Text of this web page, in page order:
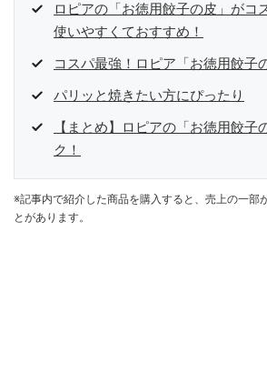
ロピアの「お徳用餃子の皮」がコ
使いやすくておすすめ！
コスパ最強！ロピア「お徳用餃子
パリッと焼きたい方にぴったり
【まとめ】ロピアの「お徳用餃子
ク！
※記事内で紹介した商品を購入すると、売上の一部
とがあります。